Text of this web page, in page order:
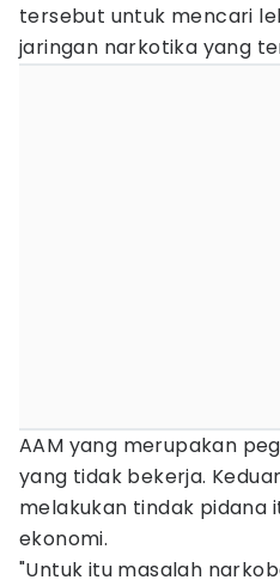
tersebut untuk mencari
jaringan narkotika yang
AAM yang merupakan
yang tidak bekerja.
melakukan tindak pidana
ekonomi.
"Untuk itu masalah